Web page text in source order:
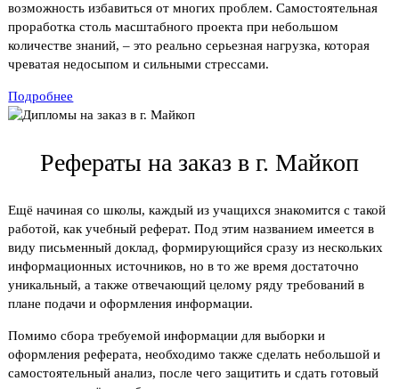
возможность избавиться от многих проблем. Самостоятельная
проработка столь масштабного проекта при небольшом
количестве знаний, – это реально серьезная нагрузка, которая
чреватая недосыпом и сильными стрессами.
Подробнее
Рефераты на заказ в г. Майкоп
Ещё начиная со школы, каждый из учащихся знакомится с такой
работой, как учебный реферат. Под этим названием имеется в
виду письменный доклад, формирующийся сразу из нескольких
информационных источников, но в то же время достаточно
уникальный, а также отвечающий целому ряду требований в
плане подачи и оформления информации.
Помимо сбора требуемой информации для выборки и
оформления реферата, необходимо также сделать небольшой и
самостоятельный анализ, после чего защитить и сдать готовый